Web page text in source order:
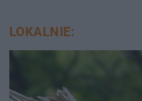
LOKALNIE: